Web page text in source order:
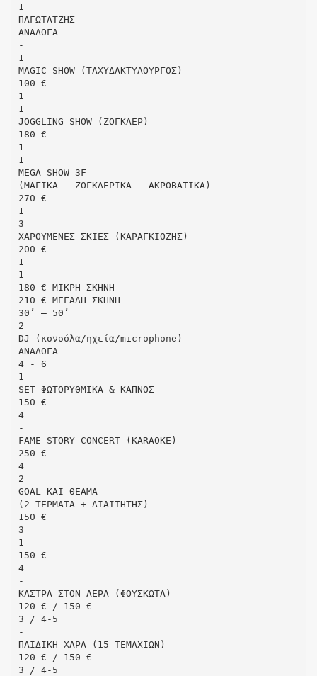
1
ΠΑΓΩΤΑΤΖΗΣ
ΑΝΑΛΟΓΑ
-
1
MAGIC SHOW (ΤΑΧΥΔΑΚΤΥΛΟΥΡΓΟΣ)
100 €
1
1
JOGGLING SHOW (ΖΟΓΚΛΕΡ)
180 €
1
1
MEGA SHOW 3F
(ΜΑΓΙΚΑ - ΖΟΓΚΛΕΡΙΚΑ - ΑΚΡΟΒΑΤΙΚΑ)
270 €
1
3
ΧΑΡΟΥΜΕΝΕΣ ΣΚΙΕΣ (ΚΑΡΑΓΚΙΟΖΗΣ)
200 €
1
1
180 € ΜΙΚΡΗ ΣΚΗΝΗ
210 € ΜΕΓΑΛΗ ΣΚΗΝΗ
30’ – 50’
2
DJ (κονσόλα/ηχεία/microphone)
ΑΝΑΛΟΓΑ
4 - 6
1
SET ΦΩΤΟΡΥΘΜΙΚΑ & ΚΑΠΝΟΣ
150 €
4
-
FAME STORY CONCERT (KARAOKE)
250 €
4
2
GOAL ΚΑΙ ΘΕΑΜΑ
(2 ΤΕΡΜΑΤΑ + ΔΙΑΙΤΗΤΗΣ)
150 €
3
1
150 €
4
-
ΚΑΣΤΡΑ ΣΤΟΝ ΑΕΡΑ (ΦΟΥΣΚΩΤΑ)
120 € / 150 €
3 / 4-5
-
ΠΑΙΔΙΚΗ ΧΑΡΑ (15 ΤΕΜΑΧΙΩΝ)
120 € / 150 €
3 / 4-5